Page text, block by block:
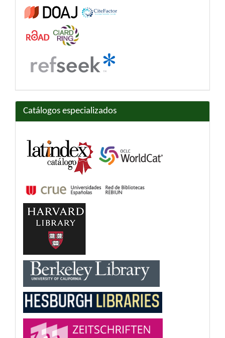
Catálogos especializados